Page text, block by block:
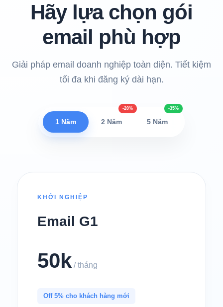
Hãy lựa chọn gói
email phù hợp
Giải pháp email doanh nghiệp toàn diện. Tiết kiệm
tối đa khi đăng ký dài hạn.
1 Năm 2 Năm
-20%
5 Năm
-35%
KHỞI NGHIỆP
Email G1
50k / tháng
Off 5% cho khách hàng mới